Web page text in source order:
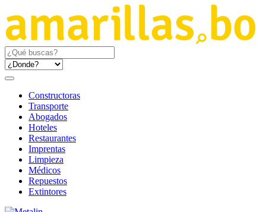
Constructoras
Transporte
Abogados
Hoteles
Restaurantes
Imprentas
Limpieza
Médicos
Repuestos
Extintores